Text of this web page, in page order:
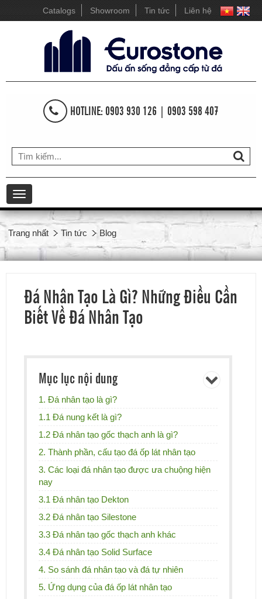
Catalogs Showroom Tin tức Liên hệ
HOTLINE: 0903 930 126 | 0903 598 407
Toggle
navigation
Trang nhất Tin tức Blog
Đá Nhân Tạo Là Gì? Những Điều Cần
Biết Về Đá Nhân Tạo
Mục lục nội dung
1. Đá nhân tạo là gì?
1.1 Đá nung kết là gì?
1.2 Đá nhân tạo gốc thạch anh là gì?
2. Thành phần, cấu tạo đá ốp lát nhân tạo
3. Các loại đá nhân tạo được ưa chuộng hiện
nay
3.1 Đá nhân tạo Dekton
3.2 Đá nhân tạo Silestone
3.3 Đá nhân tạo gốc thạch anh khác
3.4 Đá nhân tạo Solid Surface
4. So sánh đá nhân tạo và đá tự nhiên
5. Ứng dụng của đá ốp lát nhân tạo